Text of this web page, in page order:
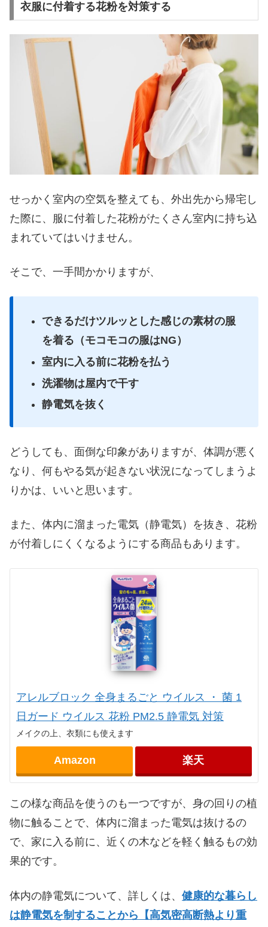
衣服に付着する花粉を対策する
せっかく室内の空気を整えても、外出先から帰宅し
た際に、服に付着した花粉がたくさん室内に持ち込
まれていてはいけません。
そこで、一手間かかりますが、
できるだけツルッとした感じの素材の服
を着る（モコモコの服はNG）
室内に入る前に花粉を払う
洗濯物は屋内で干す
静電気を抜く
どうしても、面倒な印象がありますが、体調が悪く
なり、何もやる気が起きない状況になってしまうよ
りかは、いいと思います。
また、体内に溜まった電気（静電気）を抜き、花粉
が付着しにくくなるようにする商品もあります。
アレルブロック 全身まるごと ウイルス ・ 菌 1
日ガード ウイルス 花粉 PM2.5 静電気 対策
メイクの上、衣類にも使えます
Amazon 楽天
この様な商品を使うのも一つですが、身の回りの植
物に触ることで、体内に溜まった電気は抜けるの
で、家に入る前に、近くの木などを軽く触るもの効
果的です。
体内の静電気について、詳しくは、 健康的な暮らし
は静電気を制することから【高気密高断熱より重